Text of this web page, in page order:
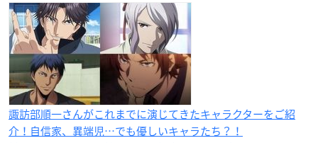
諏訪部順一さんがこれまでに演じてきたキャラクターをご紹
介！自信家、異端児…でも優しいキャラたち？！